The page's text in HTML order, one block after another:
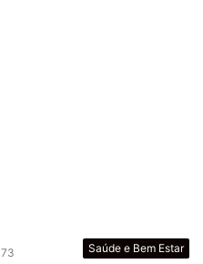
Saúde e Bem Estar
73